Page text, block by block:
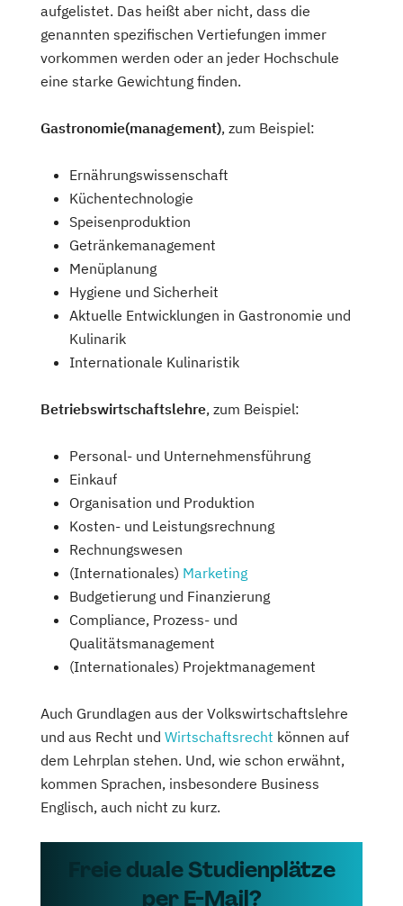
aufgelistet. Das heißt aber nicht, dass die
genannten spezifischen Vertiefungen immer
vorkommen werden oder an jeder Hochschule
eine starke Gewichtung finden.
Gastronomie(management), zum Beispiel:
Ernährungswissenschaft
Küchentechnologie
Speisenproduktion
Getränkemanagement
Menüplanung
Hygiene und Sicherheit
Aktuelle Entwicklungen in Gastronomie und
Kulinarik
Internationale Kulinaristik
Betriebswirtschaftslehre, zum Beispiel:
Personal- und Unternehmensführung
Einkauf
Organisation und Produktion
Kosten- und Leistungsrechnung
Rechnungswesen
(Internationales) Marketing
Budgetierung und Finanzierung
Compliance, Prozess- und
Qualitätsmanagement
(Internationales) Projektmanagement
Auch Grundlagen aus der Volkswirtschaftslehre
und aus Recht und Wirtschaftsrecht können auf
dem Lehrplan stehen. Und, wie schon erwähnt,
kommen Sprachen, insbesondere Business
Englisch, auch nicht zu kurz.
Freie duale Studienplätze
per E-Mail?